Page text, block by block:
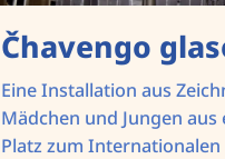
Čhavengo
Eine Installation aus
Mädchen und Jungen
Platz zum Internationalen